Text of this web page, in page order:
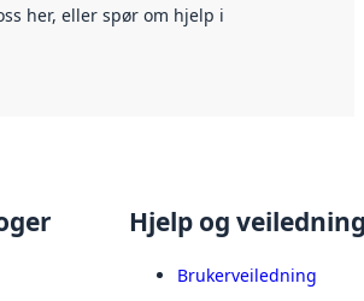
her, eller spør om hjelp i
Hjelp og
Brukerveiledning